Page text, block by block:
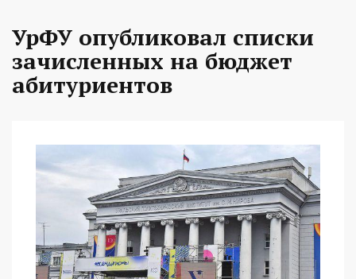
УрФУ опубликовал списки
зачисленных на бюджет
абитуриентов